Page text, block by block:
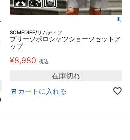
SOMEDIFF/サムディフ
プリーツポロシャツショーツセットア
ップ
¥8,980 税込
在庫切れ
カートに入れる